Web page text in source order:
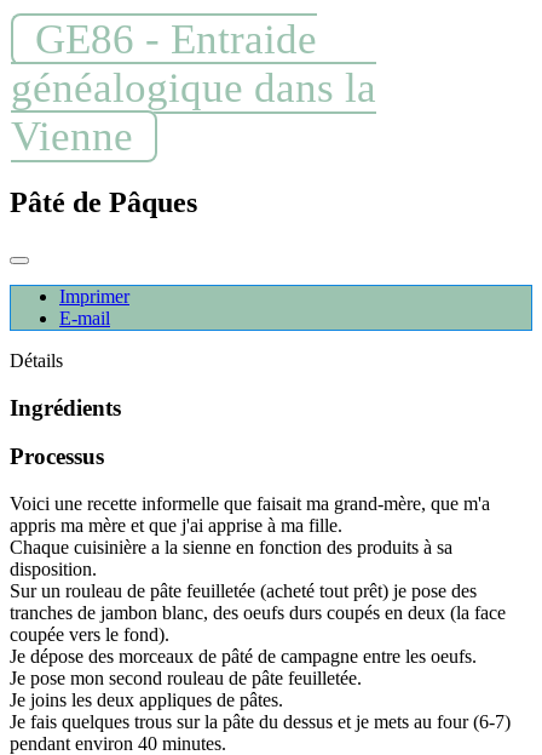
GE86 - Entraide
généalogique dans la
Vienne
Pâté de Pâques
Imprimer
E-mail
Détails
Ingrédients
Processus
Voici une recette informelle que faisait ma grand-mère, que m'a
appris ma mère et que j'ai apprise à ma fille.
Chaque cuisinière a la sienne en fonction des produits à sa
disposition.
Sur un rouleau de pâte feuilletée (acheté tout prêt) je pose des
tranches de jambon blanc, des oeufs durs coupés en deux (la face
coupée vers le fond).
Je dépose des morceaux de pâté de campagne entre les oeufs.
Je pose mon second rouleau de pâte feuilletée.
Je joins les deux appliques de pâtes.
Je fais quelques trous sur la pâte du dessus et je mets au four (6-7)
pendant environ 40 minutes.